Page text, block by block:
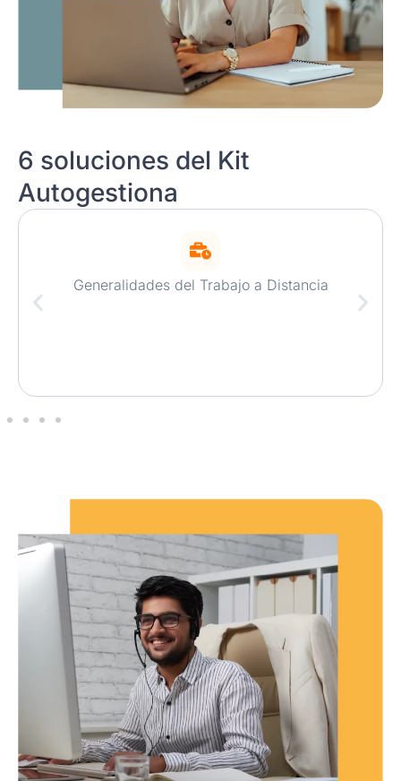
6 soluciones del Kit
Autogestiona
Generalidades del Trabajo a Distancia